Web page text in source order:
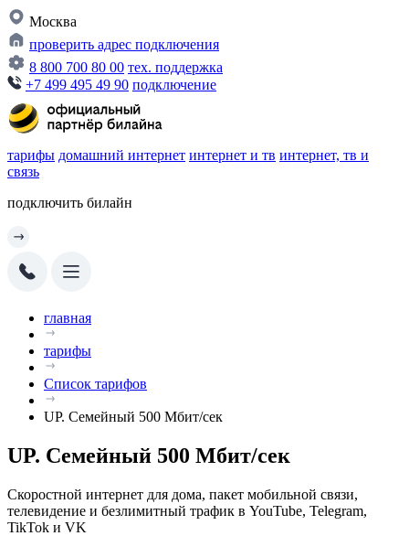
Москва
проверить адрес подключения
8 800 700 80 00 тех. поддержка
+7 499 495 49 90 подключение
тарифы домашний интернет интернет и тв интернет, тв и
связь
подключить билайн
главная
тарифы
Список тарифов
UP. Семейный 500 Мбит/сек
UP. Семейный 500 Мбит/сек
Скоростной интернет для дома, пакет мобильной связи,
телевидение и безлимитный трафик в YouTube, Telegram,
TikTok и VK